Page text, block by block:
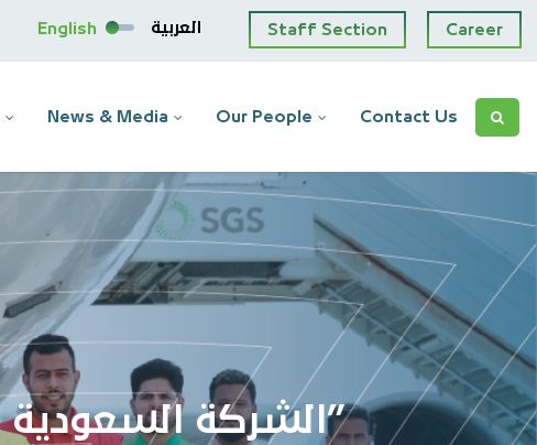
English العربية Staff Section Career
News & Media Our People Contact Us
الشركة السعودية للخدمات الأرضية تحقق أهداف برنامج “توطين”